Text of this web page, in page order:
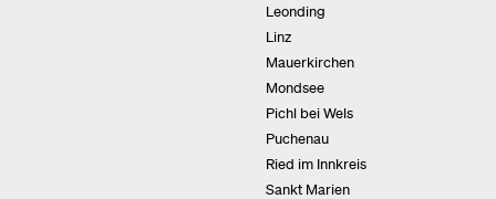
Leonding
Linz
Mauerkirchen
Mondsee
Pichl bei Wels
Puchenau
Ried im Innkreis
Sankt Marien